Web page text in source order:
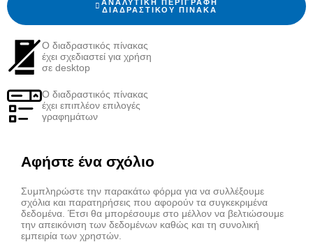
ΑΝΑΛΥΤΙΚΉ ΠΕΡΙΓΡΑΦΉ
ΔΙΑΔΡΑΣΤΙΚΟΎ ΠΊΝΑΚΑ
Ο διαδραστικός πίνακας
έχει σχεδιαστεί για χρήση
σε desktop
Ο διαδραστικός πίνακας
έχει επιπλέον επιλογές
γραφημάτων
Αφήστε ένα σχόλιο
Συμπληρώστε την παρακάτω φόρμα για να συλλέξουμε
σχόλια και παρατηρήσεις που αφορούν τα συγκεκριμένα
δεδομένα. Έτσι θα μπορέσουμε στο μέλλον να βελτιώσουμε
την απεικόνιση των δεδομένων καθώς και τη συνολική
εμπειρία των χρηστών.